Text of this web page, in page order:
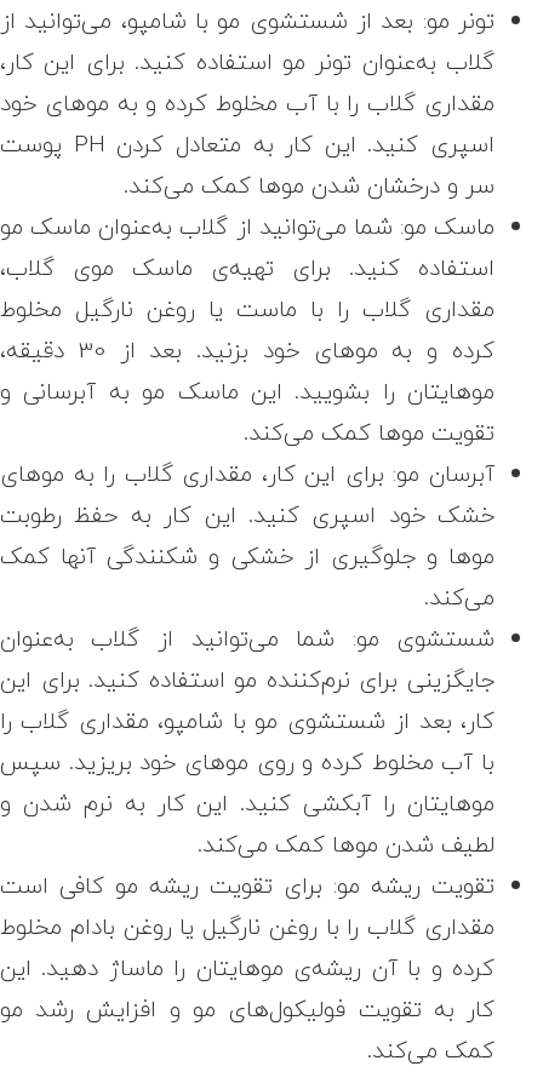
تونر مو: بعد از شستشوی مو با شامپو، می‌توانید از
گلاب به‌عنوان تونر مو استفاده کنید. برای این کار،
مقداری گلاب را با آب مخلوط کرده و به موهای خود
اسپری کنید. این کار به متعادل کردن
پوست
سر و درخشان شدن موها کمک می‌کند.
ماسک مو: شما می‌توانید از گلاب به‌عنوان ماسک مو
استفاده کنید. برای تهیه‌ی ماسک موی گلاب،
مقداری گلاب را با ماست یا روغن نارگیل مخلوط
کرده و به موهای خود بزنید. بعد از 30 دقیقه،
موهایتان را بشویید. این ماسک مو به آبرسانی و
تقویت موها کمک می‌کند.
آبرسان مو: برای این کار، مقداری گلاب را به موهای
خشک خود اسپری کنید. این کار به حفظ رطوبت
موها و جلوگیری از خشکی و شکنندگی آنها کمک
می‌کند.
شستشوی مو: شما می‌توانید از گلاب به‌عنوان
جایگزینی برای نرم‌کننده مو استفاده کنید. برای این
کار، بعد از شستشوی مو با شامپو، مقداری گلاب را
با آب مخلوط کرده و روی موهای خود بریزید. سپس
موهایتان را آبکشی کنید. این کار به نرم شدن و
لطیف شدن موها کمک می‌کند.
تقویت ریشه‌ مو: برای تقویت ریشه مو کافی است
مقداری گلاب را با روغن نارگیل یا روغن بادام مخلوط
کرده و با آن ریشه‌ی موهایتان را ماساژ دهید. این
کار به تقویت فولیکول‌های مو و افزایش رشد مو
کمک می‌کند.